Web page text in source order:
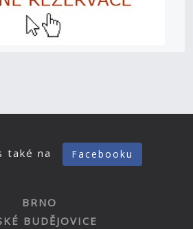
také na Facebooku
BRNO
BUDĚJOVICE